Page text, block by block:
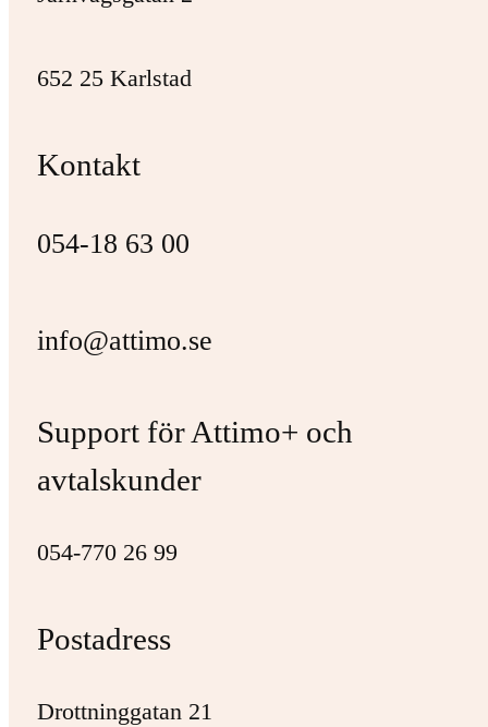
652 25 Karlstad
Kontakt
054-18 63 00
info@attimo.se
Support för Attimo+ och
avtalskunder
054-770 26 99
Postadress
Drottninggatan 21